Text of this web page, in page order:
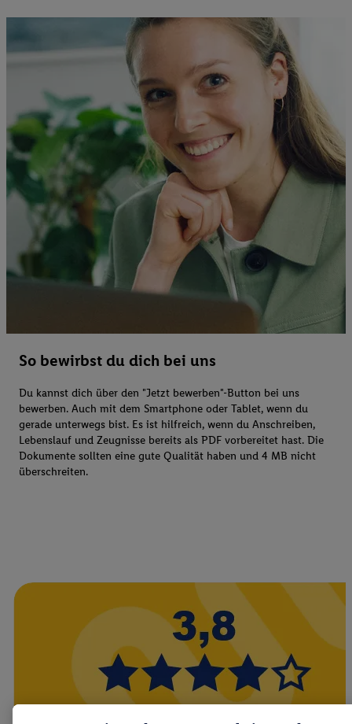
So bewirbst du dich bei uns
Du kannst dich über den "Jetzt bewerben"-Button bei uns
bewerben. Auch mit dem Smartphone oder Tablet, wenn du
gerade unterwegs bist. Es ist hilfreich, wenn du Anschreiben,
Lebenslauf und Zeugnisse bereits als PDF vorbereitet hast. Die
Dokumente sollten eine gute Qualität haben und 4 MB nicht
überschreiten.